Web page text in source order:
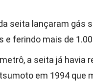
seita lançaram gás
e ferindo mais de
a seita já havia
em 1994 que